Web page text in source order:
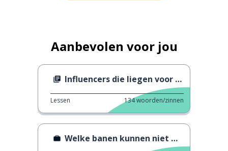
Aanbevolen voor jou
Influencers die liegen voor productplaatsing
Lessen 134woorden/zinnen
Welke banen kunnen niet worden vervangen door AI?